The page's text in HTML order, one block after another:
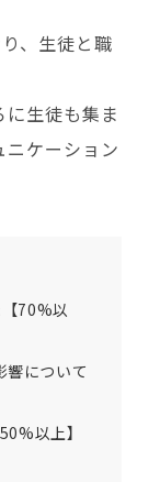
、生徒と職
生徒も集ま
ニケーション
70%以
響について
以上】